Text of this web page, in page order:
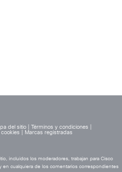
del sitio Términos y condiciones
cookies
Marcas registradas
incluidos los moderadores, trabajan para Cisco
en cualquiera de los comentarios correspondientes